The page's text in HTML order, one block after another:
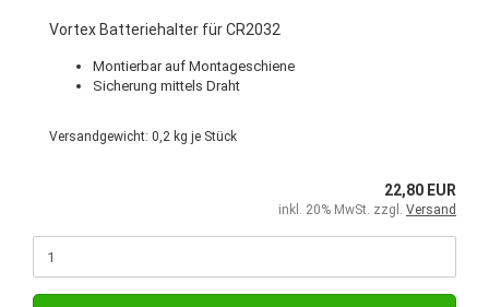
Vortex Batteriehalter für CR2032
Montierbar auf Montageschiene
Sicherung mittels Draht
Versandgewicht: 0,2 kg je Stück
22,80 EUR
inkl. 20% MwSt. zzgl. Versand